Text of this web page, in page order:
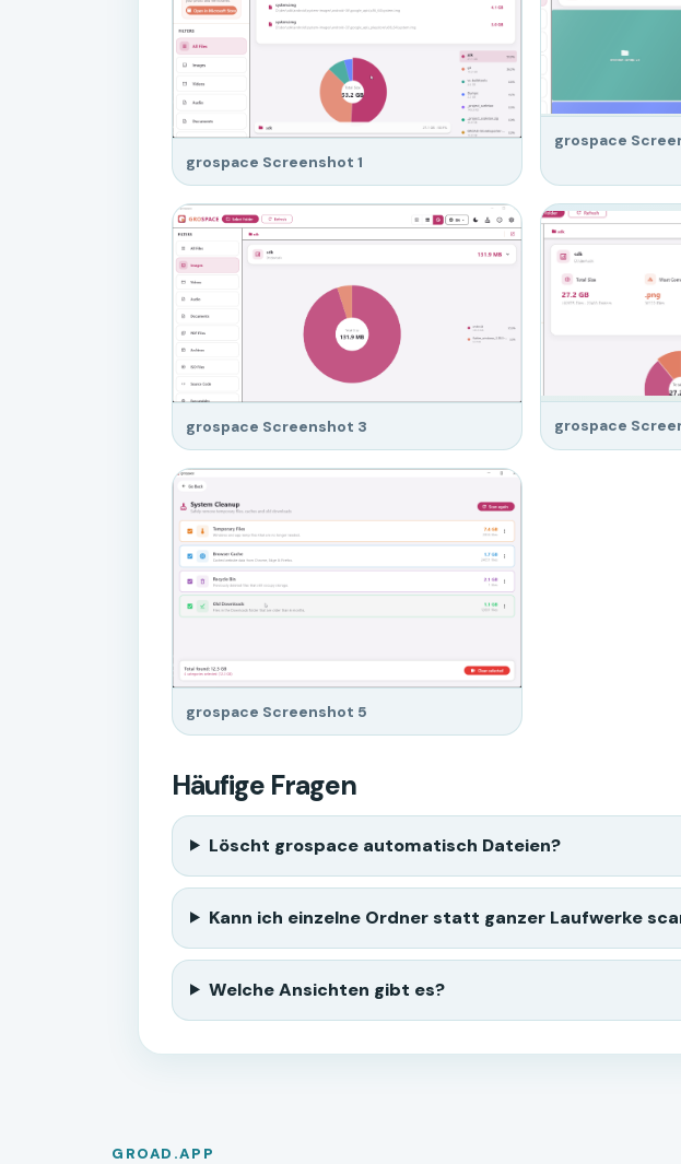
grospace Screenshot 1
grospace
grospace Screenshot 3 grospace
grospace Screenshot 5
Häufige Fragen
Löscht grospace automatisch Dateien?
Kann ich einzelne Ordner statt ganzer Laufwerke
Welche Ansichten gibt es?
GROAD.APP